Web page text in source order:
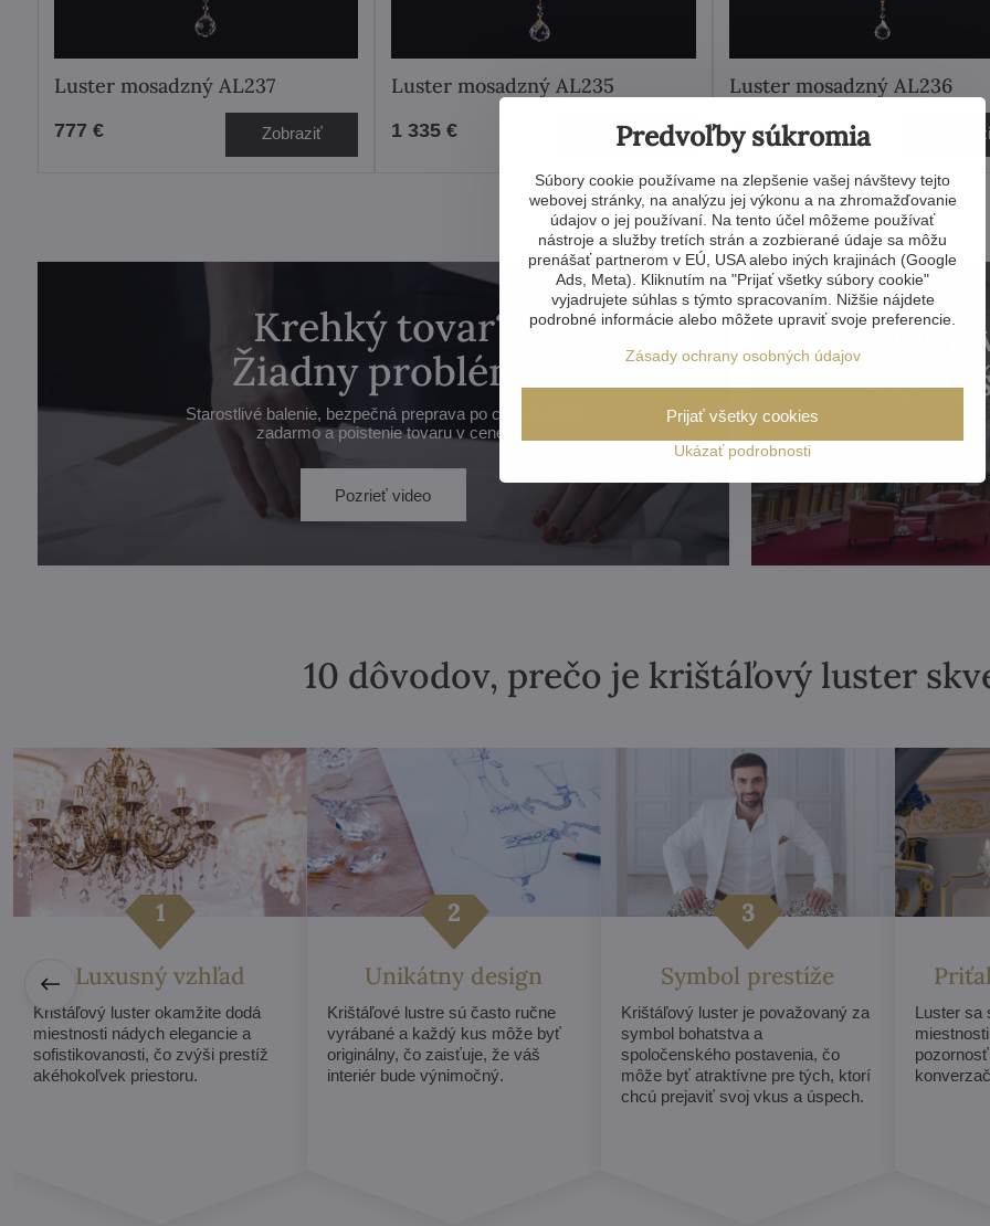
Luster mosadzný AL237
777 € Zobraziť
Luster mosadzný AL235
1 335 € Zobraziť
Luster mosadzný AL236
1 548 €
Krehký tovar?
Žiadny problém!
Starostlivé balenie, bezpečná preprava po celej Európe
zadarmo a poistenie tovaru v cene.
Pozrieť video
v 3
10 dôvodov, prečo je krištáľový luster
Luxusný vzhľad
Krištáľový luster okamžite dodá
miestnosti nádych elegancie a
sofistikovanosti, čo zvýši prestíž
akéhokoľvek priestoru.
Unikátny design
Krištáľové lustre sú často ručne
vyrábané a každý kus môže byť
originálny, čo zaisťuje, že váš
interiér bude výnimočný.
Symbol prestíže
Krištáľový luster je považovaný za
symbol bohatstva a
spoločenského postavenia, čo
môže byť atraktívne pre tých, ktorí
chcú prejaviť svoj vkus a úspech.
Luster sa
Predvoľby súkromia
Súbory cookie používame na zlepšenie vašej návštevy tejto
webovej stránky, na analýzu jej výkonu a na zhromažďovanie
údajov o jej používaní. Na tento účel môžeme používať
nástroje a služby tretích strán a zozbierané údaje sa môžu
prenášať partnerom v EÚ, USA alebo iných krajinách (Google
Ads, Meta). Kliknutím na "Prijať všetky súbory cookie"
vyjadrujete súhlas s týmto spracovaním. Nižšie nájdete
podrobné informácie alebo môžete upraviť svoje preferencie.
Zásady ochrany osobných údajov
Ukázať podrobnosti
Prijať všetky cookies